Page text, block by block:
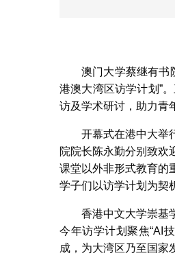
澳门大学蔡继有书
港澳大湾区访学计划”
访及学术研讨，助力青
开幕式在港中大举
院院长陈永勤分别致欢
课堂以外非形式教育的
学子们以访学计划为契
香港中文大学崇基
今年访学计划聚焦“AI
成，为大湾区乃至国家